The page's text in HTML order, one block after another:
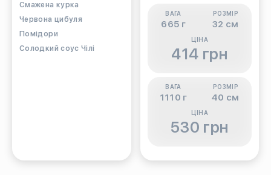
Смажена курка
Червона цибуля
Помідори
Солодкий соус Чілі
ВАГА
665 г
РОЗМІР
32 см
ЦІНА
414 грн
ВАГА
1110 г
РОЗМІР
40 см
ЦІНА
530 грн